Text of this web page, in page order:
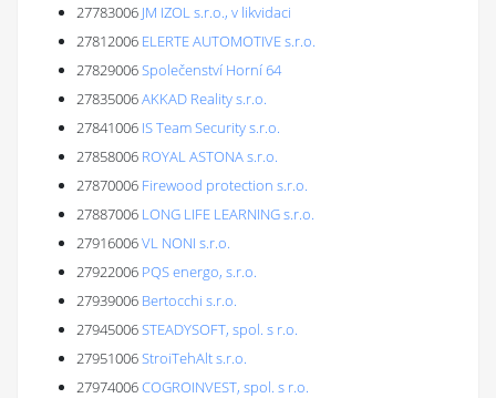
27783006 JM IZOL s.r.o., v likvidaci
27812006 ELERTE AUTOMOTIVE s.r.o.
27829006Společenství Horní 64
27835006AKKAD Reality s.r.o.
27841006 IS Team Security s.r.o.
27858006 ROYAL ASTONA s.r.o.
27870006 Firewood protection s.r.o.
27887006 LONG LIFE LEARNING s.r.o.
27916006VL NONI s.r.o.
27922006 PQS energo, s.r.o.
27939006 Bertocchi s.r.o.
27945006STEADYSOFT, spol. s r.o.
27951006StroiTehAlt s.r.o.
27974006COGROINVEST, spol. s r.o.